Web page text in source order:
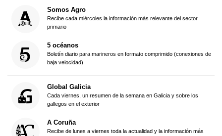
Somos Agro
Recibe cada miércoles la información más relevante del sector
primario
5 océanos
Boletín diario para marineros en formato comprimido (conexiones de
baja velocidad)
Global Galicia
Cada viernes, un resumen de la semana en Galicia y sobre los
gallegos en el exterior
A Coruña
Recibe de lunes a viernes toda la actualidad y la información más